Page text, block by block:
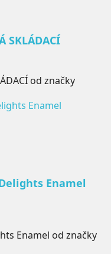
SKLÁDACÍ
od značky
Enamel
Enamel od značky